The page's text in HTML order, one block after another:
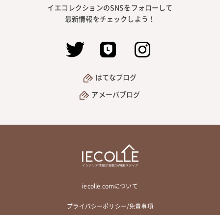
イエコレクションのSNSをフォローして
最新情報をチェックしよう！
はてなブログ
アメーバブログ
iecolle.comについて
プライバシーポリシー/免責事項